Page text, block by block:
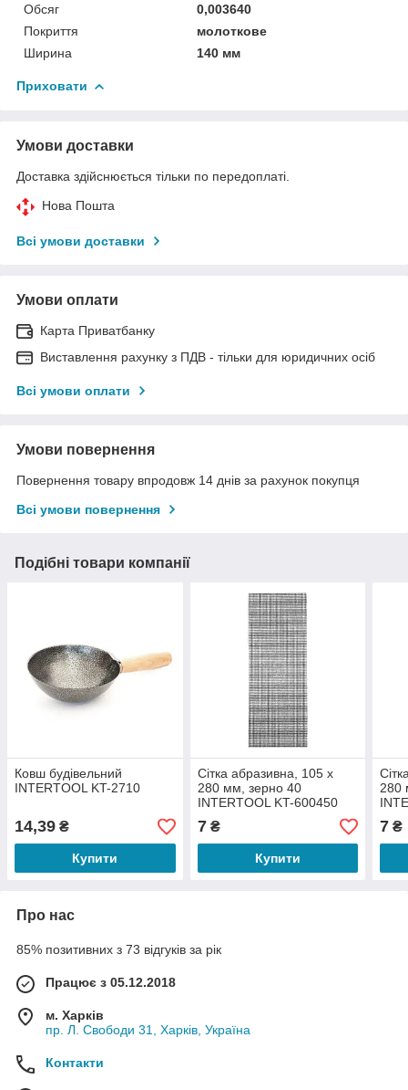
Обсяг
0,003640
Покриття
молоткове
Ширина
140 мм
Приховати
Умови доставки
Доставка здійснюється тільки по передоплаті.
Нова Пошта
Всі умови доставки
Умови оплати
Карта Приватбанку
Виставлення рахунку з ПДВ - тільки для юридичних осіб
Всі умови оплати
Умови повернення
Повернення товару впродовж 14 днів за рахунок покупця
Всі умови повернення
Подібні товари компанії
Ковш будівельний
INTERTOOL KT-2710
14,39 ₴
Купити
Сітка абразивна, 105 x
280 мм, зерно 40
INTERTOOL KT-600450
7₴
Купити
280
7 ₴
Про нас
85% позитивних з 73 відгуків за рік
Працює з 05.12.2018
м. Харків
пр. Л. Свободи 31, Харків, Україна
Контакти